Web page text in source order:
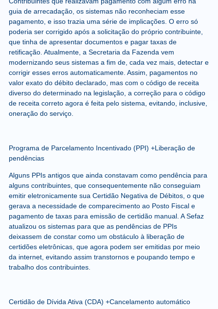
guia de arrecadação, os sistemas não reconheciam esse
pagamento, e isso trazia uma série de implicações. O erro só
poderia ser corrigido após a solicitação do próprio contribuinte,
que tinha de apresentar documentos e pagar taxas de
retificação. Atualmente, a Secretaria da Fazenda vem
modernizando seus sistemas a fim de, cada vez mais, detectar e
corrigir esses erros automaticamente. Assim, pagamentos no
valor exato do débito declarado, mas com o código de receita
diverso do determinado na legislação, a correção para o código
de receita correto agora é feita pelo sistema, evitando, inclusive,
oneração do serviço.
Programa de Parcelamento Incentivado (PPI) +Liberação de
pendências
Alguns PPIs antigos que ainda constavam como pendência para
alguns contribuintes, que consequentemente não conseguiam
emitir eletronicamente sua Certidão Negativa de Débitos, o que
gerava a necessidade de comparecimento ao Posto Fiscal e
pagamento de taxas para emissão de certidão manual. A Sefaz
atualizou os sistemas para que as pendências de PPIs
deixassem de constar como um obstáculo à liberação de
certidões eletrônicas, que agora podem ser emitidas por meio
da internet, evitando assim transtornos e poupando tempo e
trabalho dos contribuintes.
Certidão de Dívida Ativa (CDA) +Cancelamento automático